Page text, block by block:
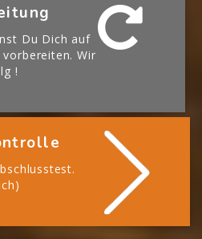
Du Dich auf
vorbereiten. Wir
!